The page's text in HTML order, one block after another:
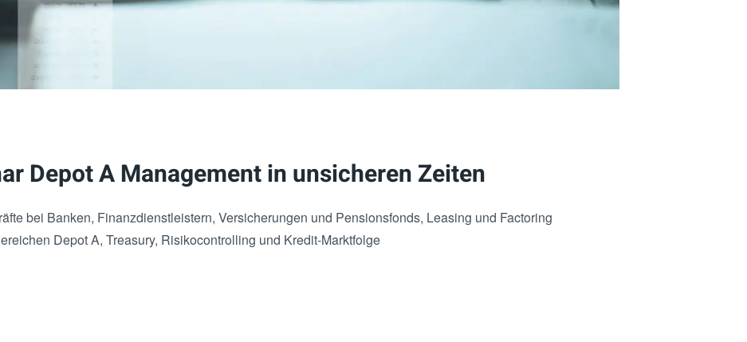
Depot A Management in unsicheren Zeiten
bei Banken, Finanzdienstleistern, Versicherungen und Pensionsfonds, Leasing und Factoring
Depot A, Treasury, Risikocontrolling und Kredit-Marktfolge